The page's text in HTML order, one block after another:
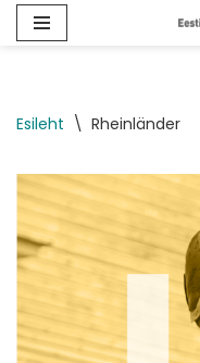
content
Esileht \ Rheinländer